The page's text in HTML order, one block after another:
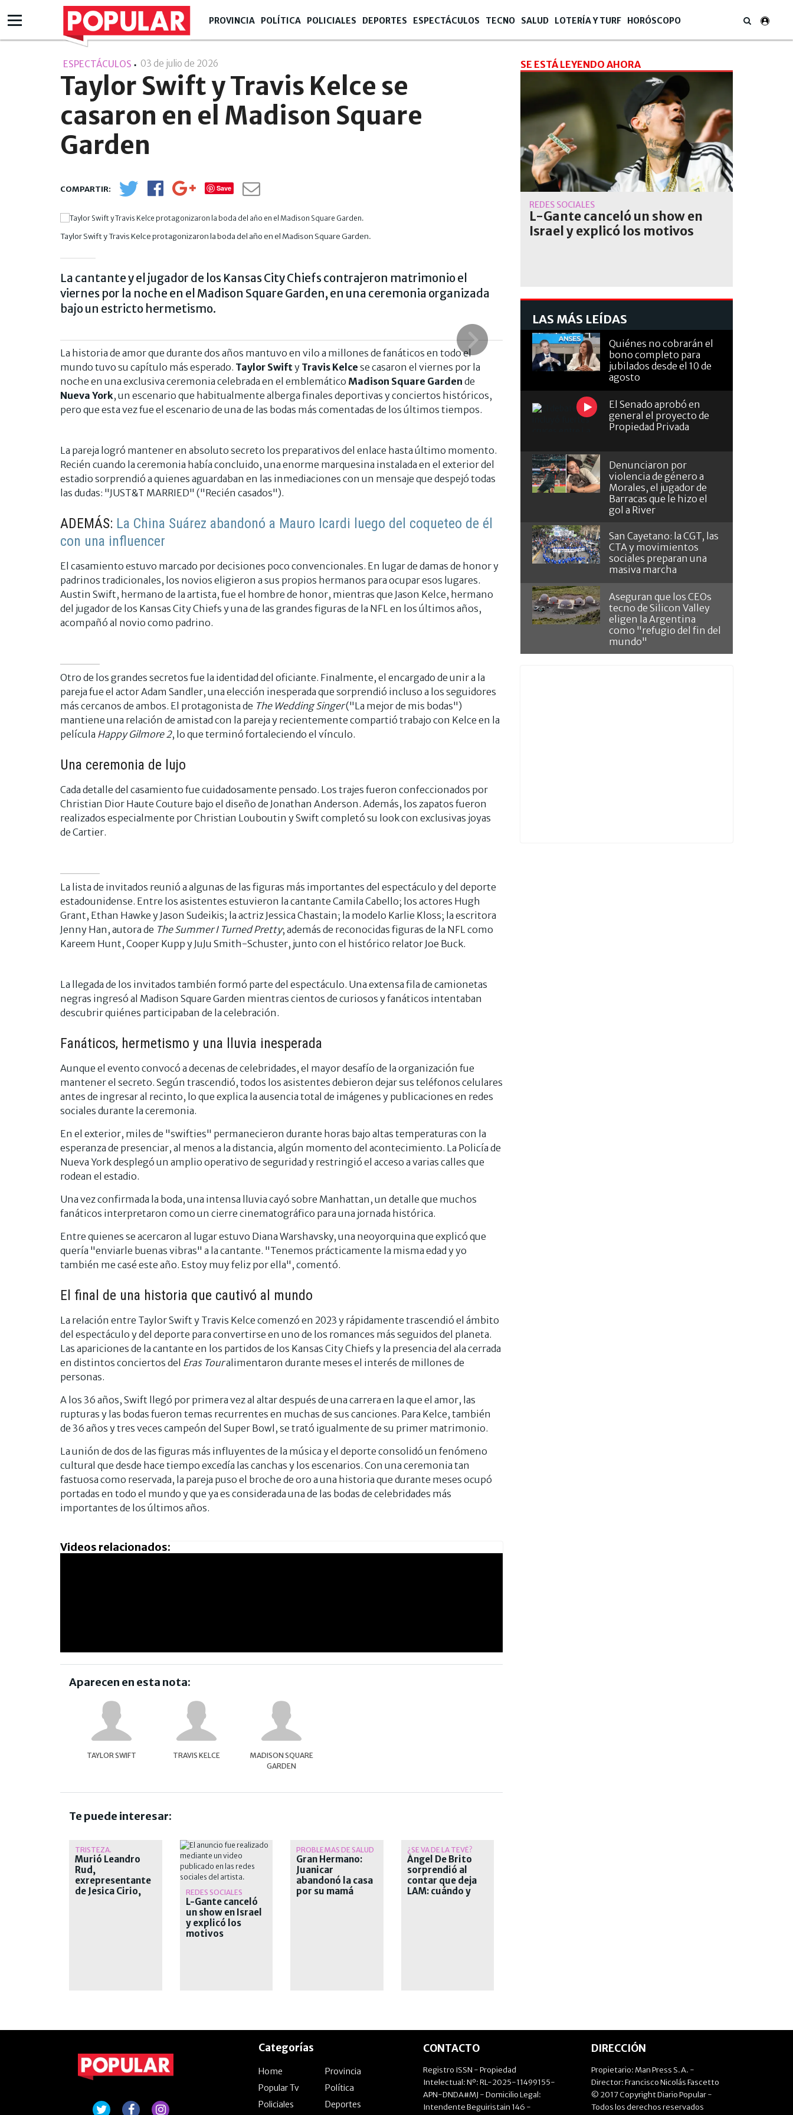
PROVINCIA POLÍTICA POLICIALES DEPORTES ESPECTÁCULOS TECNO SALUD LOTERÍA Y TURF HORÓSCOPO
ESPECTÁCULOS 03 de julio de 2026
Taylor Swift y Travis Kelce se
casaron en el Madison Square
Garden
Save
Taylor Swift y Travis Kelce protagonizaron la boda del año en el Madison Square Garden.
La cantante y el jugador de los Kansas City Chiefs contrajeron matrimonio el
viernes por la noche en el Madison Square Garden, en una ceremonia organizada
bajo un estricto hermetismo.
La historia de amor que durante dos años mantuvo en vilo a millones de fanáticos en todo el
mundo tuvo su capítulo más esperado. Taylor Swifty Travis Kelce se casaron el viernes por la
noche en una exclusiva ceremonia celebrada en el emblemático Madison Square Garden de
Nueva York, un escenario que habitualmente alberga finales deportivas y conciertos históricos,
pero que esta vez fue el escenario de una de las bodas más comentadas de los últimos tiempos.
La pareja logró mantener en absoluto secreto los preparativos del enlace hasta último momento.
Recién cuando la ceremonia había concluido, una enorme marquesina instalada en el exterior del
estadio sorprendió a quienes aguardaban en las inmediaciones con un mensaje que despejó todas
las dudas: "JUST&T MARRIED" ("Recién casados").
ADEMÁS: La China Suárez abandonó a Mauro Icardi luego del coqueteo de él
con una influencer
El casamiento estuvo marcado por decisiones poco convencionales. En lugar de damas de honor y
padrinos tradicionales, los novios eligieron a sus propios hermanos para ocupar esos lugares.
Austin Swift, hermano de la artista, fue el hombre de honor, mientras que Jason Kelce, hermano
del jugador de los Kansas City Chiefs y una de las grandes figuras de la NFL en los últimos años,
acompañó al novio como padrino.
Otro de los grandes secretos fue la identidad del oficiante. Finalmente, el encargado de unir a la
pareja fue el actor Adam Sandler, una elección inesperada que sorprendió incluso a los seguidores
más cercanos de ambos. El protagonista de The Wedding Singer("La mejor de mis bodas")
mantiene una relación de amistad con la pareja y recientemente compartió trabajo con Kelce en la
película Happy Gilmore 2, lo que terminó fortaleciendo el vínculo.
Una ceremonia de lujo
Cada detalle del casamiento fue cuidadosamente pensado. Los trajes fueron confeccionados por
Christian Dior Haute Couture bajo el diseño de Jonathan Anderson. Además, los zapatos fueron
realizados especialmente por Christian Louboutin y Swift completó su look con exclusivas joyas
de Cartier.
La lista de invitados reunió a algunas de las figuras más importantes del espectáculo y del deporte
estadounidense. Entre los asistentes estuvieron la cantante Camila Cabello; los actores Hugh
Grant, Ethan Hawke y Jason Sudeikis; la actriz Jessica Chastain; la modelo Karlie Kloss; la escritora
Jenny Han, autora de The Summer I Turned Pretty; además de reconocidas figuras de la NFL como
Kareem Hunt, Cooper Kupp y JuJu Smith-Schuster, junto con el histórico relator Joe Buck.
La llegada de los invitados también formó parte del espectáculo. Una extensa fila de camionetas
negras ingresó al Madison Square Garden mientras cientos de curiosos y fanáticos intentaban
descubrir quiénes participaban de la celebración.
Fanáticos, hermetismo y una lluvia inesperada
Aunque el evento convocó a decenas de celebridades, el mayor desafío de la organización fue
mantener el secreto. Según trascendió, todos los asistentes debieron dejar sus teléfonos celulares
antes de ingresar al recinto, lo que explica la ausencia total de imágenes y publicaciones en redes
sociales durante la ceremonia.
En el exterior, miles de "swifties" permanecieron durante horas bajo altas temperaturas con la
esperanza de presenciar, al menos a la distancia, algún momento del acontecimiento. La Policía de
Nueva York desplegó un amplio operativo de seguridad y restringió el acceso a varias calles que
rodean el estadio.
Una vez confirmada la boda, una intensa lluvia cayó sobre Manhattan, un detalle que muchos
fanáticos interpretaron como un cierre cinematográfico para una jornada histórica.
Entre quienes se acercaron al lugar estuvo Diana Warshavsky, una neoyorquina que explicó que
quería "enviarle buenas vibras" a la cantante. "Tenemos prácticamente la misma edad y yo
también me casé este año. Estoy muy feliz por ella", comentó.
El final de una historia que cautivó al mundo
La relación entre Taylor Swift y Travis Kelce comenzó en 2023 y rápidamente trascendió el ámbito
del espectáculo y del deporte para convertirse en uno de los romances más seguidos del planeta.
Las apariciones de la cantante en los partidos de los Kansas City Chiefs y la presencia del ala cerrada
en distintos conciertos del Eras Touralimentaron durante meses el interés de millones de
personas.
A los 36 años, Swift llegó por primera vez al altar después de una carrera en la que el amor, las
rupturas y las bodas fueron temas recurrentes en muchas de sus canciones. Para Kelce, también
de 36 años y tres veces campeón del Super Bowl, se trató igualmente de su primer matrimonio.
La unión de dos de las figuras más influyentes de la música y el deporte consolidó un fenómeno
cultural que desde hace tiempo excedía las canchas y los escenarios. Con una ceremonia tan
fastuosa como reservada, la pareja puso el broche de oro a una historia que durante meses ocupó
portadas en todo el mundo y que ya es considerada una de las bodas de celebridades más
importantes de los últimos años.
Videos relacionados:
Aparecen en esta nota:
TAYLOR SWIFT TRAVIS KELCE
MADISON SQUARE
GARDEN
Te puede interesar:
TRISTEZA.
Murió Leandro
Rud,
exrepresentante
de Jesica Cirio,
REDES SOCIALES
L-Gante canceló
un show en Israel
y explicó los
motivos
PROBLEMAS DE SALUD
Gran Hermano:
Juanicar
abandonó la casa
por su mamá
¿SE VA DE LA TEVÉ?
Ángel De Brito
sorprendió al
contar que deja
LAM: cuándo y
SE ESTÁ LEYENDO AHORA
REDES SOCIALES
L-Gante canceló un show en
Israel y explicó los motivos
LAS MÁS LEÍDAS
Quiénes no cobrarán el
bono completo para
jubilados desde el 10 de
agosto
El Senado aprobó en
general el proyecto de
Propiedad Privada
Denunciaron por
violencia de género a
Morales, el jugador de
Barracas que le hizo el
gol a River
San Cayetano: la CGT, las
CTA y movimientos
sociales preparan una
masiva marcha
Aseguran que los CEOs
tecno de Silicon Valley
eligen la Argentina
como "refugio del fin del
mundo"
Categorías
Home
Provincia
Popular Tv
Política
Policiales
Deportes
CONTACTO
Registro ISSN - Propiedad
Intelectual: Nº: RL-2025-11499155-
APN-DNDA#MJ - Domicilio Legal:
Intendente Beguiristain 146 -
DIRECCIÓN
Propietario: Man Press S.A. -
Director: Francisco Nicolás Fascetto
© 2017 Copyright Diario Popular -
Todos los derechos reservados